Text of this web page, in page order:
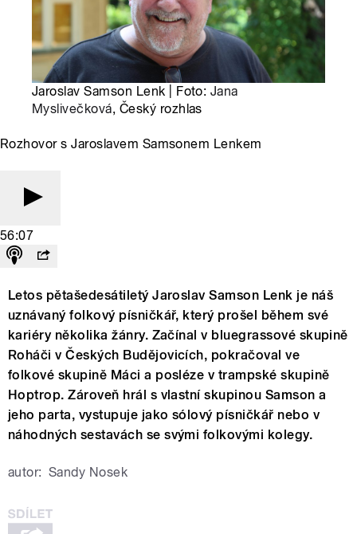
Jaroslav Samson Lenk | Foto: Jana
Myslivečková, Český rozhlas
Rozhovor s Jaroslavem Samsonem Lenkem
56:07
Letos pětašedesátiletý Jaroslav Samson Lenk je náš
uznávaný folkový písničkář, který prošel během své
kariéry několika žánry. Začínal v bluegrassové skupině
Roháči v Českých Budějovicích, pokračoval ve
folkové skupině Máci a posléze v trampské skupině
Hoptrop. Zároveň hrál s vlastní skupinou Samson a
jeho parta, vystupuje jako sólový písničkář nebo v
náhodných sestavách se svými folkovými kolegy.
autor: Sandy Nosek